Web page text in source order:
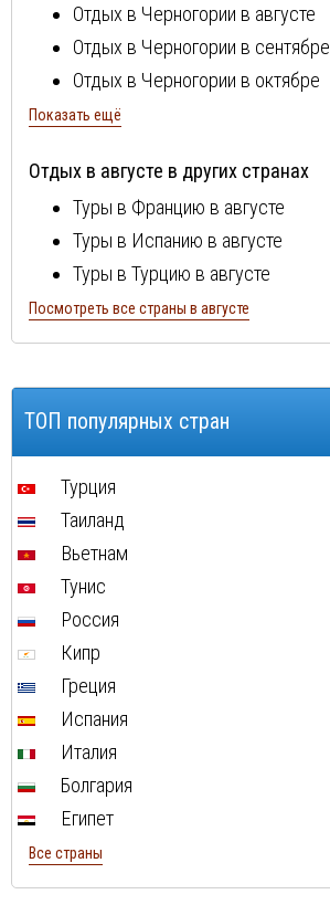
Отдых в Черногории в августе
Отдых в Черногории в сентябре
Отдых в Черногории в октябре
Отдых в Черногории в мае
Отдых в Черногории в июле
Показать ещё
Отдых в августе в других странах
Туры в Францию в августе
Туры в Испанию в августе
Туры в Турцию в августе
Туры в Болгарию в августе
Туры в Португалию в августе
Туры в Кипр в августе
Туры в ОАЭ в августе
Туры в Мальту в августе
Туры в Индонезию в августе
Туры в Чехию в августе
Туры в Финляндию в августе
Туры в Марокко в августе
Туры в
Посмотреть все страны в августе
ТОП популярных стран
Турция
Таиланд
Вьетнам
Тунис
Россия
Кипр
Греция
Испания
Италия
Болгария
Египет
Все страны